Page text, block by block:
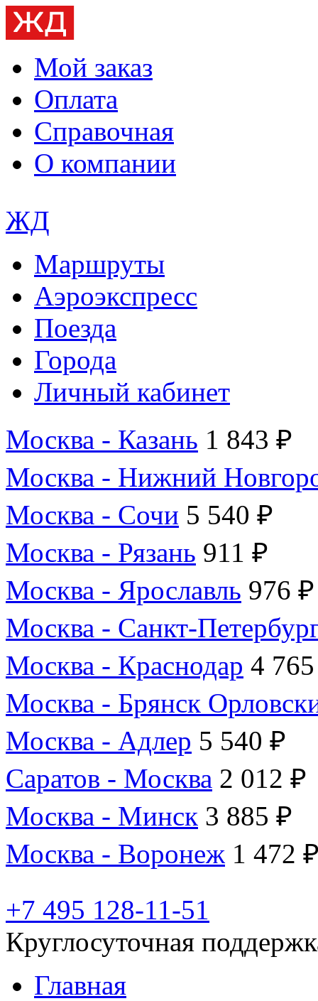
Мой заказ
Оплата
Справочная
О компании
ЖД
Маршруты
Аэроэкспресс
Поезда
Города
Личный кабинет
Москва - Казань 1 843 ₽
Москва - Нижний
Москва - Сочи 5 540 ₽
Москва - Рязань 911 ₽
Москва - Ярославль 976 ₽
Москва - Санкт-
Москва - Краснодар 4
Москва - Брянск
Москва - Адлер 5 540 ₽
Саратов - Москва 2 012 ₽
Москва - Минск 3 885 ₽
Москва - Воронеж 1 472
+7 495 128-11-51
Круглосуточная
Главная